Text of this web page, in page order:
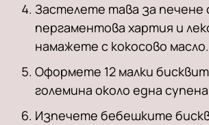
Застелете тава за печене
пергаментова хартия и
намажете с кокосово масло.
Оформете 12 малки
големина около една
Изпечете бебешките